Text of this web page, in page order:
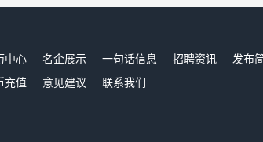
中心 名企展示 一句话信息 招聘资讯 发布
充值 意见建议 联系我们